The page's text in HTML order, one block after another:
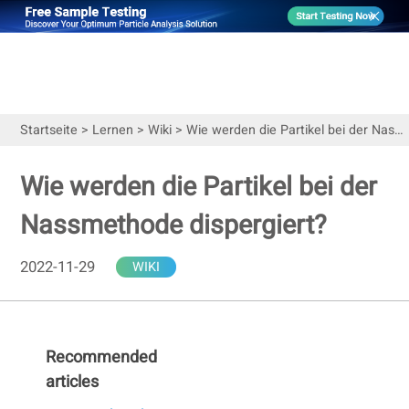
Startseite > Lernen > Wiki> Wie werden die Partikel bei der Nassmethode dispergiert?
Wie werden die Partikel bei der
Nassmethode dispergiert?
2022-11-29 WIKI
Recommended
articles